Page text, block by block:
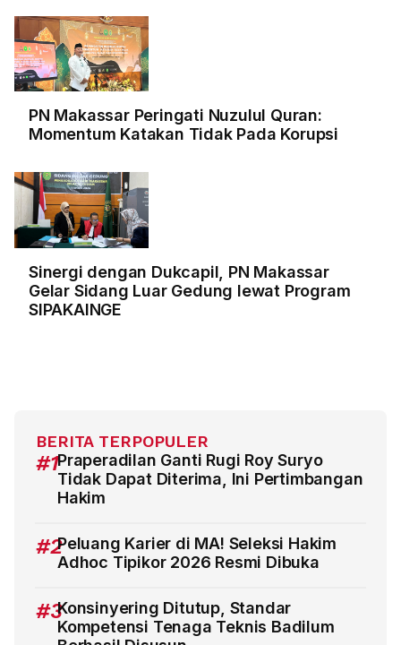
PN Makassar Peringati Nuzulul Quran:
Momentum Katakan Tidak Pada Korupsi
Sinergi dengan Dukcapil, PN Makassar
Gelar Sidang Luar Gedung lewat Program
SIPAKAINGE
BERITA TERPOPULER
#1Praperadilan Ganti Rugi Roy Suryo
Tidak Dapat Diterima, Ini Pertimbangan
Hakim
#2Peluang Karier di MA! Seleksi Hakim
Adhoc Tipikor 2026 Resmi Dibuka
#3Konsinyering Ditutup, Standar
Kompetensi Tenaga Teknis Badilum